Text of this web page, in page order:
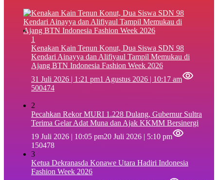
1
‎Kenakan Kain Tenun Konut, Dua Siswa SDN 98
Kendari Ainayya dan Alifiyaul Tampil Memukau di
Ajang BTN Indonesia Fashion Week 2026
31 Juli 2026 | 1:21 pm1 Agustus 2026 | 10:17 am
500474
2
Pecahkan Rekor MURI 1.228 Dulang, Gubernur Sultra
Terima Gelar Adat Muna dan Ajak KKMM Bersinergi
19 Juli 2026 | 10:05 pm20 Juli 2026 | 5:10 pm
150478
3
Ketua Dekranasda Konawe Utara Hadiri Indonesia
Fashion Week 2026